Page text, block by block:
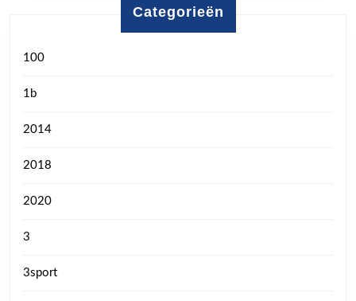
Categorieën
100
1b
2014
2018
2020
3
3sport